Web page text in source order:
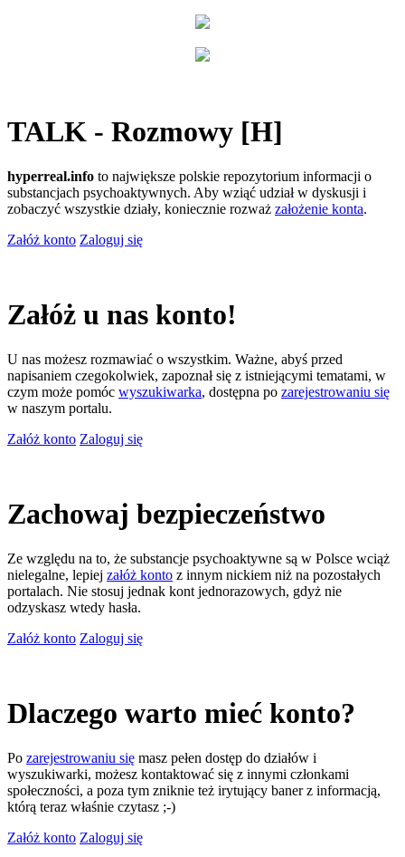
TALK - Rozmowy [H]
hyperreal.info to największe polskie repozytorium informacji o
substancjach psychoaktywnych. Aby wziąć udział w dyskusji i
zobaczyć wszystkie działy, koniecznie rozważ założenie konta.
Załóż konto Zaloguj się
Załóż u nas konto!
U nas możesz rozmawiać o wszystkim. Ważne, abyś przed
napisaniem czegokolwiek, zapoznał się z istniejącymi tematami, w
czym może pomóc wyszukiwarka, dostępna po zarejestrowaniu się
w naszym portalu.
Załóż konto Zaloguj się
Zachowaj bezpieczeństwo
Ze względu na to, że substancje psychoaktywne są w Polsce wciąż
nielegalne, lepiej załóż konto z innym nickiem niż na pozostałych
portalach. Nie stosuj jednak kont jednorazowych, gdyż nie
odzyskasz wtedy hasła.
Załóż konto Zaloguj się
Dlaczego warto mieć konto?
Po zarejestrowaniu się masz pełen dostęp do działów i
wyszukiwarki, możesz kontaktować się z innymi członkami
społeczności, a poza tym zniknie też irytujący baner z informacją,
którą teraz właśnie czytasz ;-)
Załóż konto Zaloguj się